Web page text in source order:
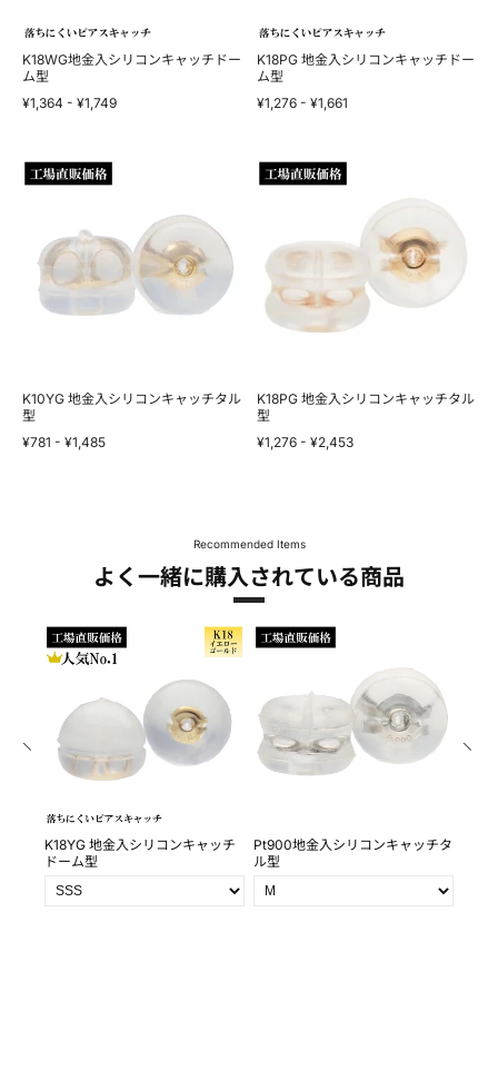
チ
ド
ー
ム
型
K18WG地金入シリコンキャッチドー
ム型
¥1,364 - ¥1,749
チ
ド
ー
ム
型
K18PG 地金入シリコンキャッチドー
ム型
¥1,276 - ¥1,661
K10YG
地
ル
型
K10YG 地金入シリコンキャッチタル
型
¥781 - ¥1,485
K18PG
地
リ
コ
ン
キ
ル
型
K18PG 地金入シリコンキャッチタル
型
¥1,276 - ¥2,453
Recommended Items
よく一緒に購入されている商品
K18YG 地金入シリコンキャッチ
ドーム型
Pt900地金入シリコンキャッチタ
ル型